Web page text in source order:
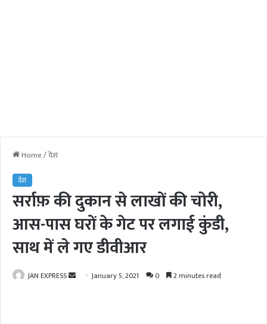
Home/देश
देश
सर्राफ़ की दुकान से लाखों की चोरी,
आस-पास घरों के गेट पर लगाई कुंडी,
साथ में ले गए डीवीआर
JAN EXPRESS January 5, 2021 0 2 minutes read